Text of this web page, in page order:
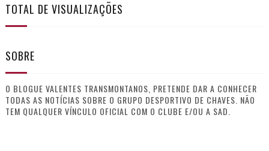
TOTAL DE VISUALIZAÇÕES
SOBRE
O BLOGUE VALENTES TRANSMONTANOS, PRETENDE DAR A CONHECER
TODAS AS NOTÍCIAS SOBRE O GRUPO DESPORTIVO DE CHAVES. NÃO
TEM QUALQUER VÍNCULO OFICIAL COM O CLUBE E/OU A SAD.